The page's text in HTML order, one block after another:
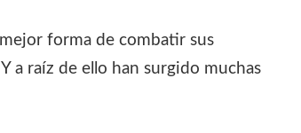
forma de combatir sus
a raíz de ello han surgido muchas